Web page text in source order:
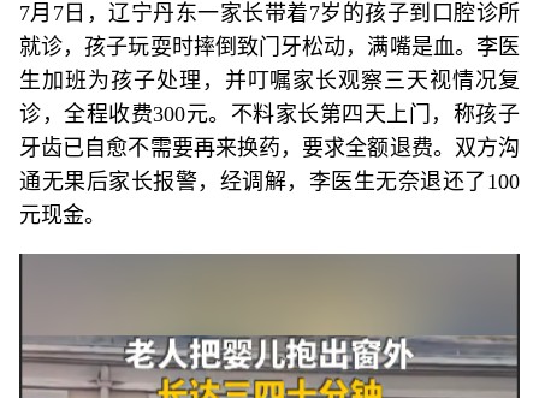
7月7日，辽宁丹东一家长带着7岁的孩子到口腔诊所
就诊，孩子玩耍时摔倒致门牙松动，满嘴是血。李医
生加班为孩子处理，并叮嘱家长观察三天视情况复
诊，全程收费300元。不料家长第四天上门，称孩子
牙齿已自愈不需要再来换药，要求全额退费。双方沟
通无果后家长报警，经调解，李医生无奈退还了100
元现金。